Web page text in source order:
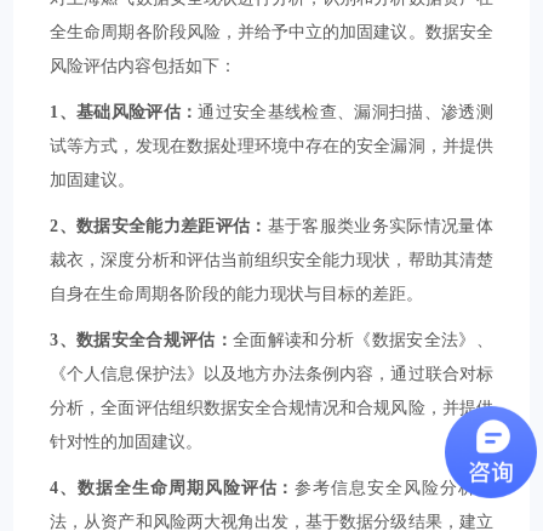
全生命周期各阶段风险，并给予中立的加固建议。数据安全
风险评估内容包括如下：
1、基础风险评估：通过安全基线检查、漏洞扫描、渗透测
试等方式，发现在数据处理环境中存在的安全漏洞，并提供
加固建议。
2、数据安全能力差距评估： 基于客服类业务实际情况量体
裁衣，深度分析和评估当前组织安全能力现状，帮助其清楚
自身在生命周期各阶段的能力现状与目标的差距。
3、数据安全合规评估： 全面解读和分析《数据安全法》、
《个人信息保护法》以及地方办法条例内容，通过联合对标
分析，全面评估组织数据安全合规情况和合规风险，并提供
针对性的加固建议。
4、数据全生命周期风险评估：参考信息安全风险分析方
法，从资产和风险两大视角出发，基于数据分级结果，建立